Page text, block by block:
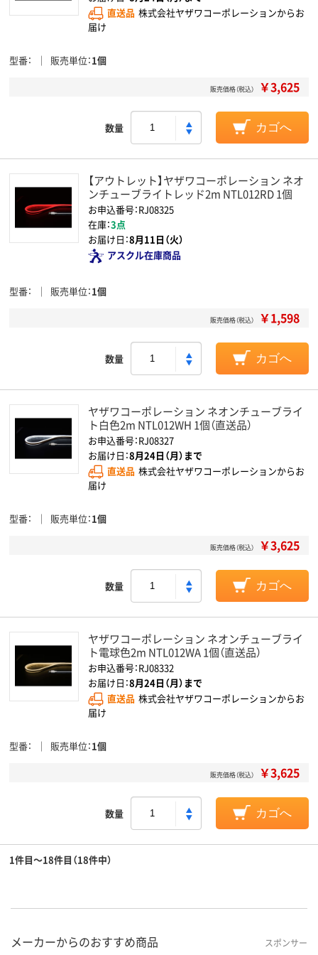
直送品 株式会社ヤザワコーポレーションからお
届け
型番 販売単位 1個
販売価格（税込） ￥3,625
数量 カゴへ
【アウトレット】ヤザワコーポレーション ネオ
ンチューブライトレッド2m NTL012RD 1個
お申込番号：RJ08325
在庫：3点
お届け日：8月11日（火）
アスクル在庫商品
型番 販売単位 1個
販売価格（税込） ￥1,598
数量 カゴへ
ヤザワコーポレーション ネオンチューブライ
ト白色2m NTL012WH 1個（直送品）
お申込番号：RJ08327
お届け日：8月24日（月）まで
直送品 株式会社ヤザワコーポレーションからお
届け
型番 販売単位 1個
販売価格（税込） ￥3,625
数量 カゴへ
ヤザワコーポレーション ネオンチューブライ
ト電球色2m NTL012WA 1個（直送品）
お申込番号：RJ08332
お届け日：8月24日（月）まで
直送品 株式会社ヤザワコーポレーションからお
届け
型番 販売単位 1個
販売価格（税込） ￥3,625
数量 カゴへ
1件目～18件目（18件中）
メーカーからのおすすめ商品 スポンサー